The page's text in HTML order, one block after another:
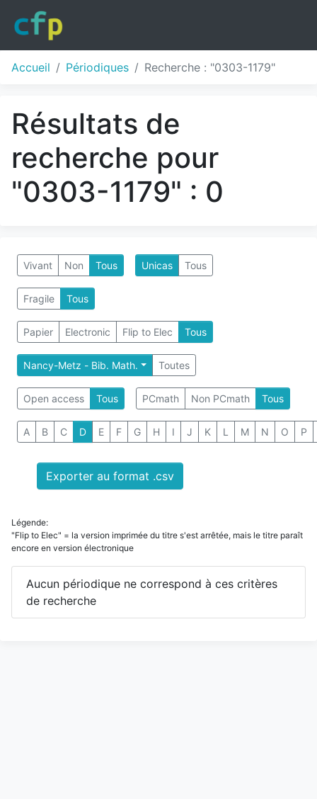
Accueil Périodiques Recherche : "0303-1179"
Résultats de
recherche pour
"0303-1179" : 0
Vivant Non Tous Unicas Tous
Fragile Tous
Papier Electronic Flip to Elec Tous
Nancy-Metz - Bib. Math. Toutes
Open access Tous PCmath Non PCmath Tous
A B C D E F G H I J K L M N O P
Exporter au format .csv
Légende:
"Flip to Elec" = la version imprimée du titre s'est arrêtée, mais le titre paraît
encore en version électronique
Aucun périodique ne correspond à ces critères
de recherche